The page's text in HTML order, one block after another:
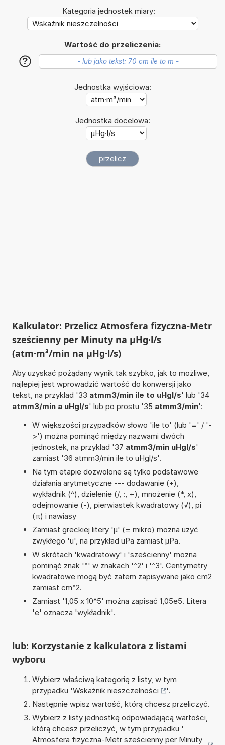
Kategoria jednostek miary:
Wartość do przeliczenia:
?
Jednostka wyjściowa:
Jednostka docelowa:
Kalkulator: Przelicz Atmosfera fizyczna-Metr
sześcienny per Minuty na µHg·l/s
(atm·m³/min na µHg·l/s)
Aby uzyskać pożądany wynik tak szybko, jak to możliwe,
najlepiej jest wprowadzić wartość do konwersji jako
tekst, na przykład '33 atmm3/min ile to uHgl/s' lub '34
atmm3/min a uHgl/s' lub po prostu '35 atmm3/min':
W większości przypadków słowo 'ile to' (lub '=' / '-
>') można pominąć między nazwami dwóch
jednostek, na przykład '37 atmm3/min uHgl/s'
zamiast '36 atmm3/min ile to uHgl/s'.
Na tym etapie dozwolone są tylko podstawowe
działania arytmetyczne --- dodawanie (+),
wykładnik (^), dzielenie (/, :, ÷), mnożenie (*, x),
odejmowanie (-), pierwiastek kwadratowy (√), pi
(π) i nawiasy
Zamiast greckiej litery 'µ' (= mikro) można użyć
zwykłego 'u', na przykład uPa zamiast µPa.
W skrótach 'kwadratowy' i 'sześcienny' można
pominąć znak '^' w znakach '^2' i '^3'. Centymetry
kwadratowe mogą być zatem zapisywane jako cm2
zamiast cm^2.
Zamiast '1,05 x 10^5' można zapisać 1,05e5. Litera
'e' oznacza 'wykładnik'.
lub: Korzystanie z kalkulatora z listami
wyboru
Wybierz właściwą kategorię z listy, w tym
przypadku 'Wskaźnik nieszczelności
'.
Następnie wpisz wartość, którą chcesz przeliczyć.
Wybierz z listy jednostkę odpowiadającą wartości,
którą chcesz przeliczyć, w tym przypadku '
Atmosfera fizyczna-Metr sześcienny per Minuty